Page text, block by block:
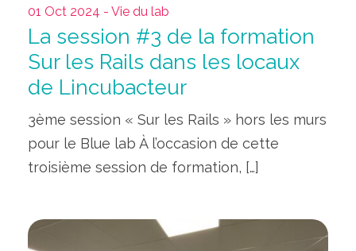
01 Oct 2024 - Vie du lab
La session #3 de la formation
Sur les Rails dans les locaux
de Lincubacteur
3ème session « Sur les Rails » hors les murs
pour le Blue lab À l’occasion de cette
troisième session de formation, […]